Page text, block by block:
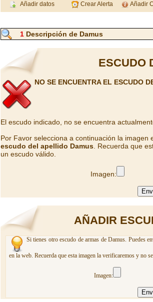
Añadir datos Crear Alerta Añadir
1Descripción de Damus
ESCUDO
NO SE ENCUENTRA EL ESCUDO
El escudo indicado, no se encuentra
Por Favor selecciona a continuación la
escudo del apellido Damus. Recuerda que
un escudo válido.
Imagen:
AÑADIR
Si tienes otro escudo de armas de Damus. Puedes
en la web. Recuerda que esta imagen la verificaremos y no
Imagen: